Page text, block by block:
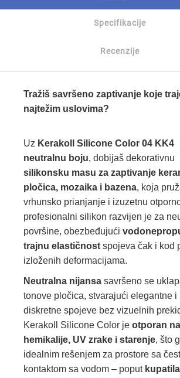
Specifikacije
Recenzije
Tražiš savršeno zaptivanje koje
najtežim uslovima?
Uz Kerakoll Silicone Color 04 KK4
neutralnu boju, dobijaš dekorativnu
silikonsku masu za zaptivanje
pločica, mozaika i bazena, koja
vrhunsko prianjanje i izuzetnu
profesionalni silikon razvijen je za
površine, obezbeđujući
trajnu elastičnost spojeva čak i kod
izloženih deformacijama.
Neutralna nijansa savršeno se
tonove pločica, stvarajući elegantne i
diskretne spojeve bez vizuelnih
Kerakoll Silicone Color je otporan na
hemikalije, UV zrake i starenje, što
idealnim rešenjem za prostore sa
kontaktom sa vodom – poput